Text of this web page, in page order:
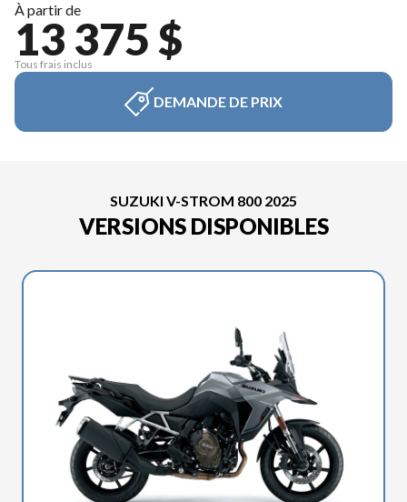
À partir de
13 375 $
Tous frais inclus
DEMANDE DE PRIX
SUZUKI V-STROM 800 2025
VERSIONS DISPONIBLES